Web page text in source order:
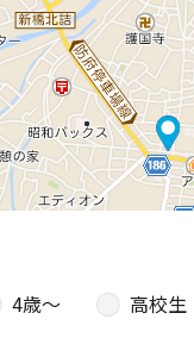
4歳〜
高校生